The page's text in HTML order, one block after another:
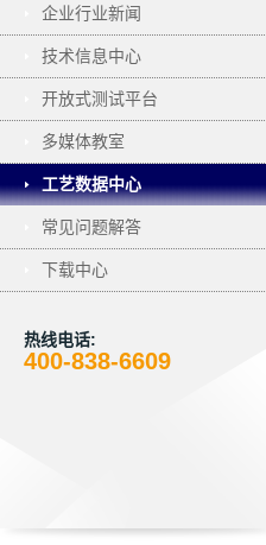
企业行业新闻
技术信息中心
开放式测试平台
多媒体教室
工艺数据中心
常见问题解答
下载中心
热线电话:
400-838-6609